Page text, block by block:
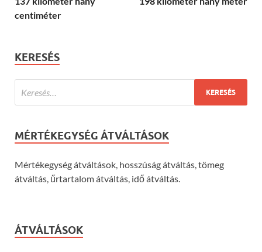
centiméter
KERESÉS
MÉRTÉKEGYSÉG ÁTVÁLTÁSOK
Mértékegység átváltások, hosszúság átváltás, tömeg
átváltás, űrtartalom átváltás, idő átváltás.
ÁTVÁLTÁSOK